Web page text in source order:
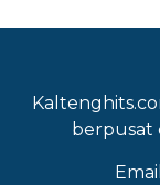
berpusat